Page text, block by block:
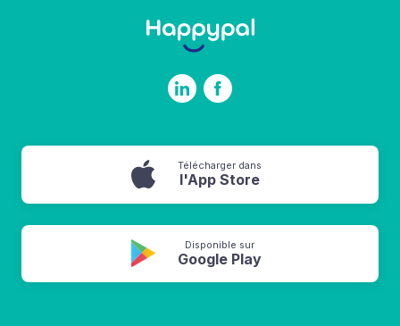
Télécharger dans
l'App Store
Disponible sur
Google Play